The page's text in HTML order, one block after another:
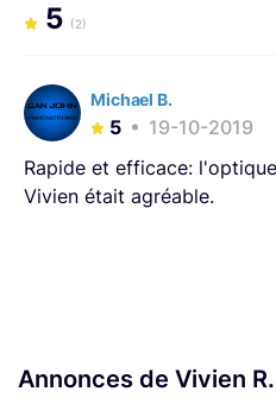
5 (2)
Michael B.
5
19-10-2019
Rapide et efficace:
Vivien était agréable.
Annonces de Vivien R.